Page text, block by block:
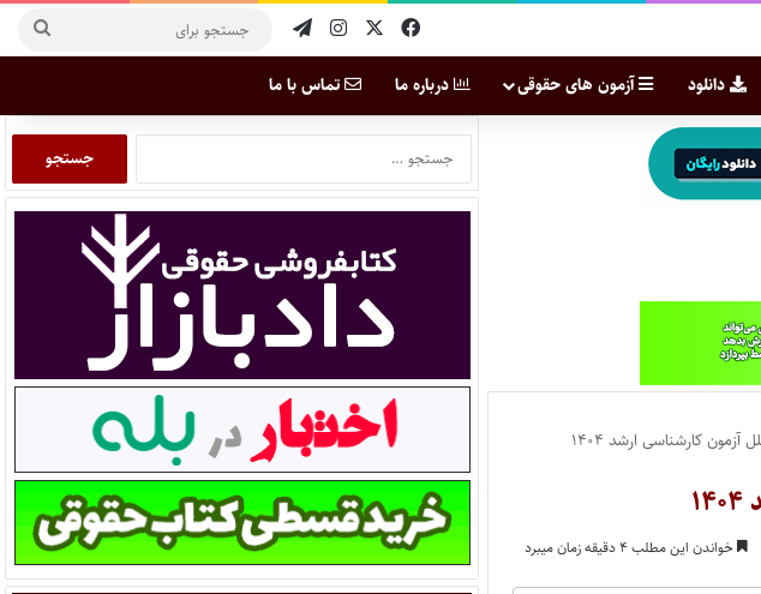
دانلود آزمون های حقوقی درباره ما تماس با ما
خواندن این مطلب ۴ دقیقه زمان میبرد